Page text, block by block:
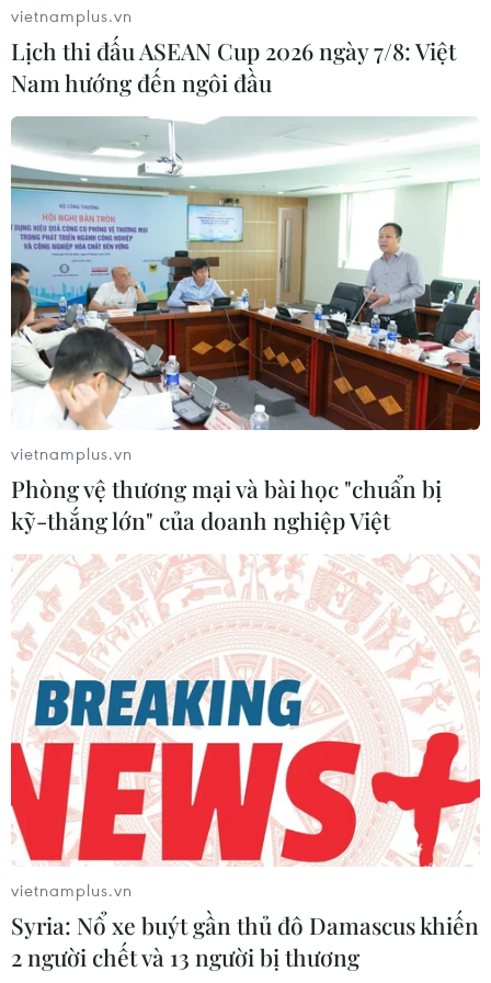
Cách các sân bay Mỹ rút
ngắn thời gian làm thủ tục
05/08/2026 07:17
Trung Quốc: Cảnh sát
Hong Kong, Macau triệt
phá vụ lừa đảo đầu tư Fun
Coffee
05/08/2026 06:41
hoảng lương thực nghiêm
trọng do thiếu hụt viện trợ
05/08/2026 06:41
do nắng nóng kỷ lục
05/08/2026 06:31
Động đất mạnh làm rung
chuyển miền Nam
Philippines
05/08/2026 05:29
Điểm hẹn ngắm băng trôi
và cá voi ở Canada
05/08/2026 01:08
vietnamplus.vn
Lịch thi đấu ASEAN Cup 2026 ngày 7/8: Việt
Nam hướng đến ngôi đầu
vietnamplus.vn
Phòng vệ thương mại và bài học "chuẩn bị
kỹ-thắng lớn" của doanh nghiệp Việt
vietnamplus.vn
Syria: Nổ xe buýt gần thủ đô Damascus khiến
2 người chết và 13 người bị thương